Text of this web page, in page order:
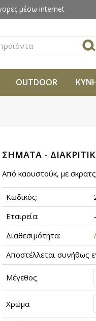
μέσω internet
OUTDOOR
ΣΗΜΑΤΑ -
Από καουστούκ, με
Κωδικός:
Εταιρεία:
-
Διαθεσιμότητα:
Αποστέλλεται συνήθως
Μέγεθος
Χρώμα